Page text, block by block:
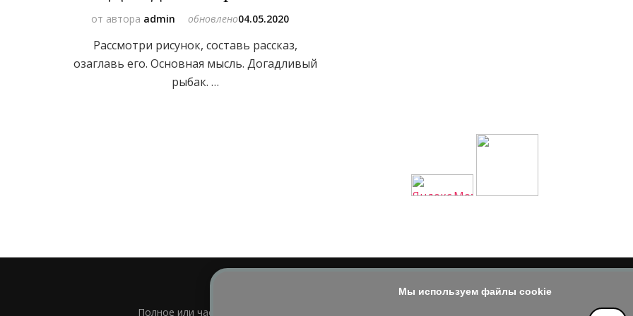
от автора admin обновлено04.05.2020
Рассмотри рисунок, составь рассказ,
озаглавь его. Основная мысль. Догадливый
рыбак. …
Мы используем файлы cookie
© 2014 - 2026
Полное или частичное использование материала допускается только при наличии активной и